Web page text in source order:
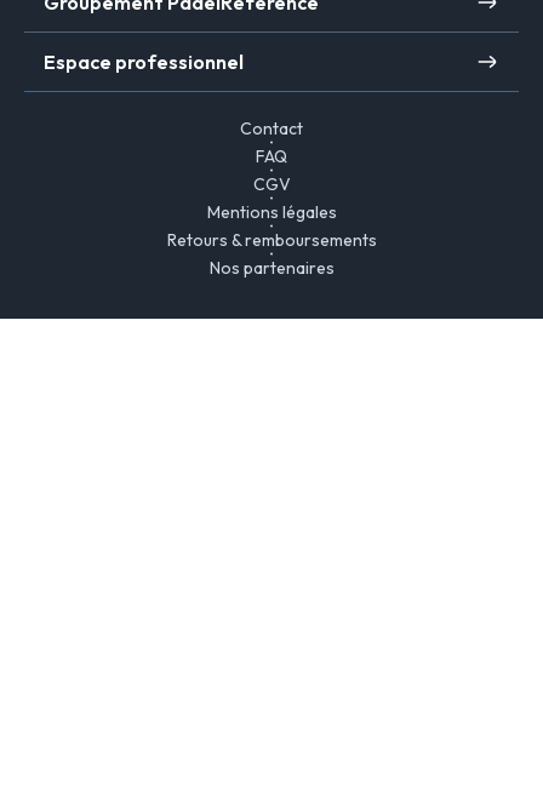
Espace professionnel
Contact
FAQ
CGV
Mentions légales
Retours & remboursements
Nos partenaires